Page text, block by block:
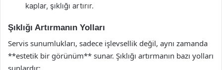
kaplar, şıklığı artırır.
Şıklığı Artırmanın Yolları
Servis sunumlukları, sadece işlevsellik değil, aynı zamanda
**estetik bir görünüm** sunar. Şıklığı artırmanın bazı yolları
şunlardır: